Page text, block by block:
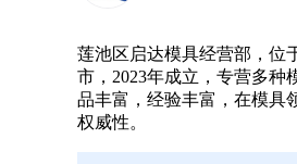
莲池区启达模具经营部，位
市，2023年成立，专营多种
品丰富，经验丰富，在模具
权威性。